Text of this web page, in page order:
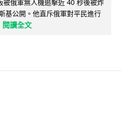
被俄軍無人機追擊近 40 秒後被炸
基公開。他直斥俄軍對平民進行
閱讀全文